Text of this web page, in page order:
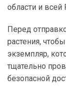
области и всей
Перед
растения,
экземпляр,
тщательно
безопасной